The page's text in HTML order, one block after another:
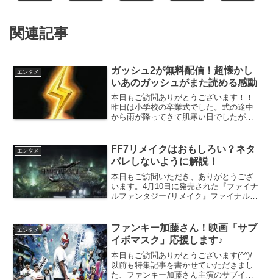
関連記事
エンタメ
ガッシュ2が無料配信！超懐かし
いあのガッシュがまた読める感動
本日もご訪問ありがとうございます！！
昨日は小学校の卒業式でした。式の途中
から雨が降ってきて肌寒い日でしたが、
ますね！！超懐かしい漫画が復活で
す！！自分が中学生時代にめっ...
エンタメ
FF7リメイクはおもしろい？ネタ
バレしないように解説！
本日もご訪問いただき、ありがとうござ
います。4月10日に発売された『ファイナ
ルファンタジー7リメイク』ファイナルフ
ナルファンタジー７（...
エンタメ
ファンキー加藤さん！映画「サブ
イボマスク」応援します♪
本日もご訪問ありがとうございます(^^)/
以前も特集記事を書かせていただきまし
た、ファンキー加藤さん主演のサブイボ